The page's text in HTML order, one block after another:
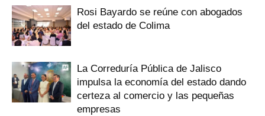
Rosi Bayardo se reúne con abogados
del estado de Colima
La Correduría Pública de Jalisco
impulsa la economía del estado dando
certeza al comercio y las pequeñas
empresas